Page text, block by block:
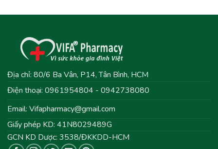
Địa chỉ: 80/6 Ba Vân, P14, Tân Bình, HCM
Điện thoại: 0961954804 - 0942738080
Email: Vifapharmacy@gmail.com
Giấy phép KD: 41N8029489G
GCN KD Dược: 3538/ĐKKDD-HCM